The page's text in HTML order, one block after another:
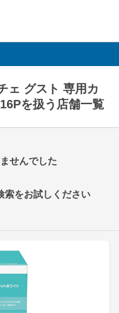
ェ グスト 専用カ
を扱う店舗一覧
せんでした
索をお試しください